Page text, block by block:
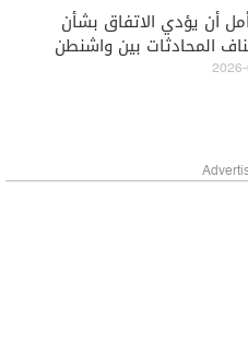
أن يؤدي الاتفاق بشأن
المحادثات بين واشنطن